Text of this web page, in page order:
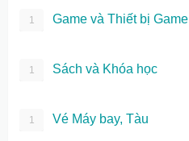
1 Game và Thiết bị Game
1 Sách và Khóa học
1 Vé Máy bay, Tàu